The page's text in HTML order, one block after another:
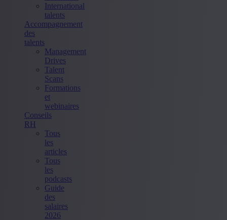
International
talents
Accompagnement
des
talents
Management
Drives
Talent
Scans
Formations
et
webinaires
Conseils
RH
Tous
les
articles
Tous
les
podcasts
Guide
des
salaires
2026